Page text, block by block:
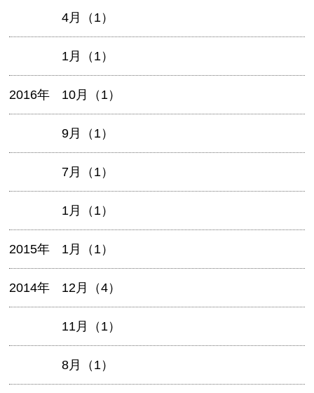
4月（1）
1月（1）
2016年 10月（1）
9月（1）
7月（1）
1月（1）
2015年 1月（1）
2014年 12月（4）
11月（1）
8月（1）